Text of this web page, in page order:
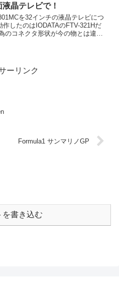
晶テレビで！
を32インチの液晶テレビにつ
したのはIODATAのFTV-321Hだ
ーリンク
Formula1 サンマリノGP
を書き込む